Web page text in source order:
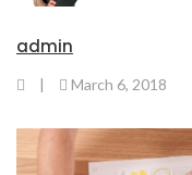
admin
| March 6, 2018